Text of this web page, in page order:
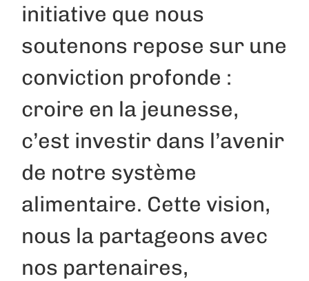
initiative que nous
soutenons repose sur une
conviction profonde :
croire en la jeunesse,
c’est investir dans l’avenir
de notre système
alimentaire. Cette vision,
nous la partageons avec
nos partenaires,